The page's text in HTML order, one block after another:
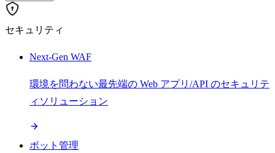
セキュリティ
Next-Gen WAF
環境を問わない最先端の Web アプリ/API のセキュリテ
ィソリューション
ボット管理